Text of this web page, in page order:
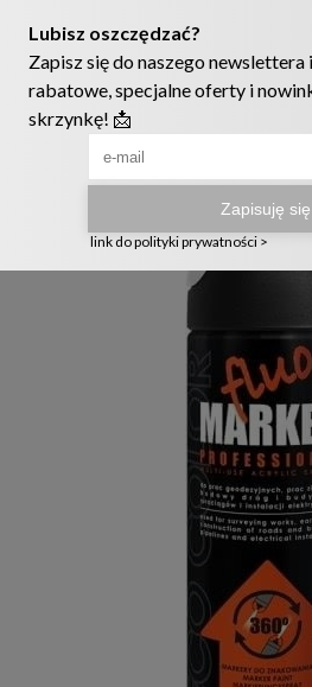
Ruszyła nowa szata graficzna
222905958
Farby i tynki Emalie